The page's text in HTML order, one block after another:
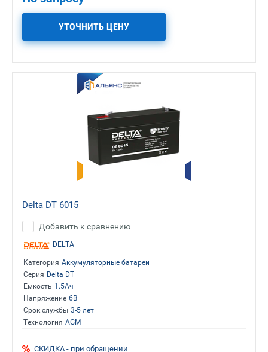
УТОЧНИТЬ ЦЕНУ
Delta DT 6015
Добавить к сравнению
DELTA
Категория Аккумуляторные батареи
Серия Delta DT
Емкость 1.5Ач
Напряжение 6В
Срок службы 3-5 лет
Технология AGM
СКИДКА - при обращении